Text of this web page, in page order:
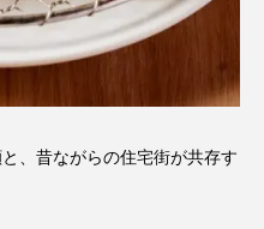
、昔ながらの住宅街が共存す